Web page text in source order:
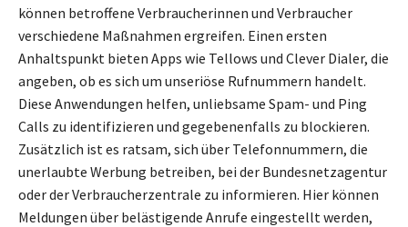
können betroffene Verbraucherinnen und Verbraucher
verschiedene Maßnahmen ergreifen. Einen ersten
Anhaltspunkt bieten Apps wie Tellows und Clever Dialer, die
angeben, ob es sich um unseriöse Rufnummern handelt.
Diese Anwendungen helfen, unliebsame Spam- und Ping
Calls zu identifizieren und gegebenenfalls zu blockieren.
Zusätzlich ist es ratsam, sich über Telefonnummern, die
unerlaubte Werbung betreiben, bei der Bundesnetzagentur
oder der Verbraucherzentrale zu informieren. Hier können
Meldungen über belästigende Anrufe eingestellt werden,